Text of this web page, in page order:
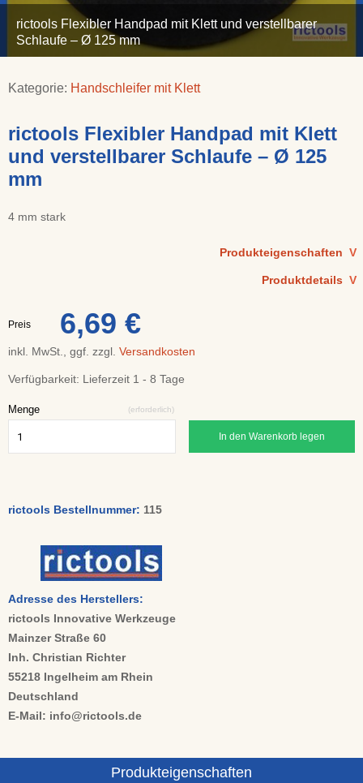
rictools Flexibler Handpad mit Klett und verstellbarer
Schlaufe – Ø 125 mm
Kategorie: Handschleifer mit Klett
rictools Flexibler Handpad mit Klett
und verstellbarer Schlaufe – Ø 125
mm
4 mm stark
Produkteigenschaften V
Produktdetails V
Preis 6,69 €
inkl. MwSt., ggf. zzgl. Versandkosten
Verfügbarkeit: Lieferzeit 1 - 8 Tage
Menge (erforderlich)
In den Warenkorb legen
rictools Bestellnummer: 115
Adresse des Herstellers:
rictools Innovative Werkzeuge
Mainzer Straße 60
Inh. Christian Richter
55218 Ingelheim am Rhein
Deutschland
E-Mail: info@rictools.de
Produkteigenschaften